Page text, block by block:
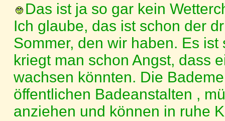
Das ist ja so gar kein
Ich glaube, das ist schon der
Sommer, den wir haben. Es
kriegt man schon Angst, dass
wachsen könnten. Die
öffentlichen Badeanstalten ,
anziehen und können in ruhe